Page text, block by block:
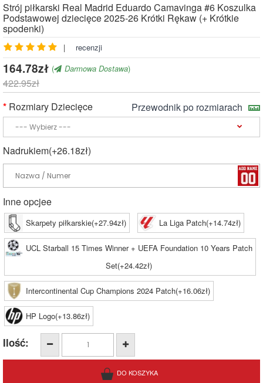
Strój piłkarski Real Madrid Eduardo Camavinga #6 Koszulka
Podstawowej dziecięce 2025-26 Krótki Rękaw (+ Krótkie
spodenki)
| recenzji
164.78zł ( Darmowa Dostawa)
422.95zł
Rozmiary Dziecięce
Przewodnik po rozmiarach
Nadrukiem(+26.18zł)
Inne opcjee
Skarpety piłkarskie(+27.94zł) La Liga Patch(+14.74zł)
UCL Starball 15 Times Winner + UEFA Foundation 10 Years Patch
Set(+24.42zł)
Intercontinental Cup Champions 2024 Patch(+16.06zł)
HP Logo(+13.86zł)
Ilość: